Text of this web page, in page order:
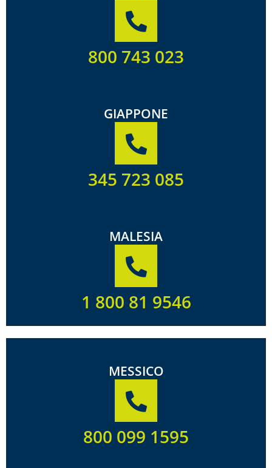
800 743 023
GIAPPONE
345 723 085
MALESIA
1 800 81 9546
MESSICO
800 099 1595